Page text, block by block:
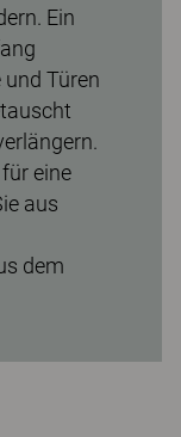
Ein
und Türen
eine
aus
dem